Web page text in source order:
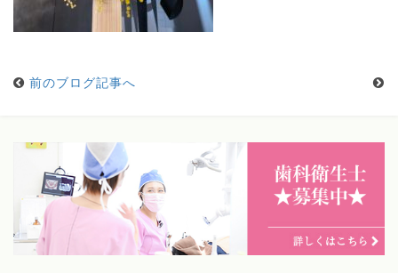
前のブログ記事へ